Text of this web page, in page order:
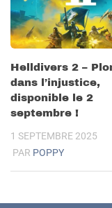
Helldivers 2 –
dans l’injustice,
disponible le 2
septembre !
1 SEPTEMBRE 2025
PAR POPPY